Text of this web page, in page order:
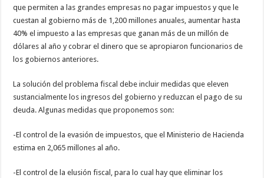
que permiten a las grandes empresas no pagar impuestos y que le
cuestan al gobierno más de 1,200 millones anuales, aumentar hasta
40% el impuesto a las empresas que ganan más de un millón de
dólares al año y cobrar el dinero que se apropiaron funcionarios de
los gobiernos anteriores.
La solución del problema fiscal debe incluir medidas que eleven
sustancialmente los ingresos del gobierno y reduzcan el pago de su
deuda. Algunas medidas que proponemos son:
-El control de la evasión de impuestos, que el Ministerio de Hacienda
estima en 2,065 millones al año.
-El control de la elusión fiscal, para lo cual hay que eliminar los